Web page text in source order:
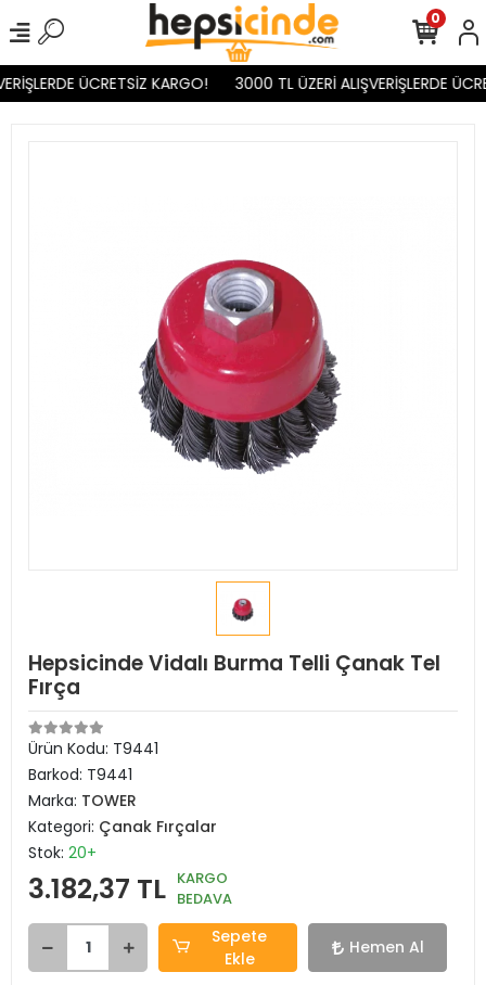
ÜCRETSİZ KARGO! 3000 TL ÜZERİ ALIŞVERİŞLERDE
0
Hepsicinde Vidalı Burma Telli Çanak Tel
Fırça
Ürün Kodu: T9441
Barkod: T9441
Marka: TOWER
Kategori: Çanak Fırçalar
Stok: 20+
3.182,37 TL KARGO
BEDAVA
Sepete
Ekle
Hemen Al